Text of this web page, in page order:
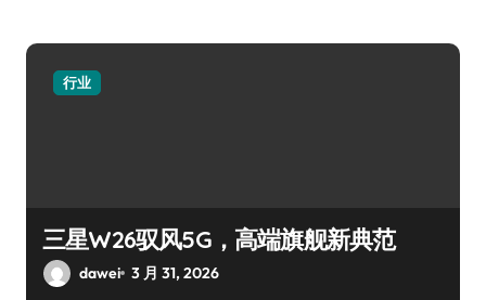
行业
三星W26驭风5G，高端旗舰新典范
dawei 3 月 31, 2026